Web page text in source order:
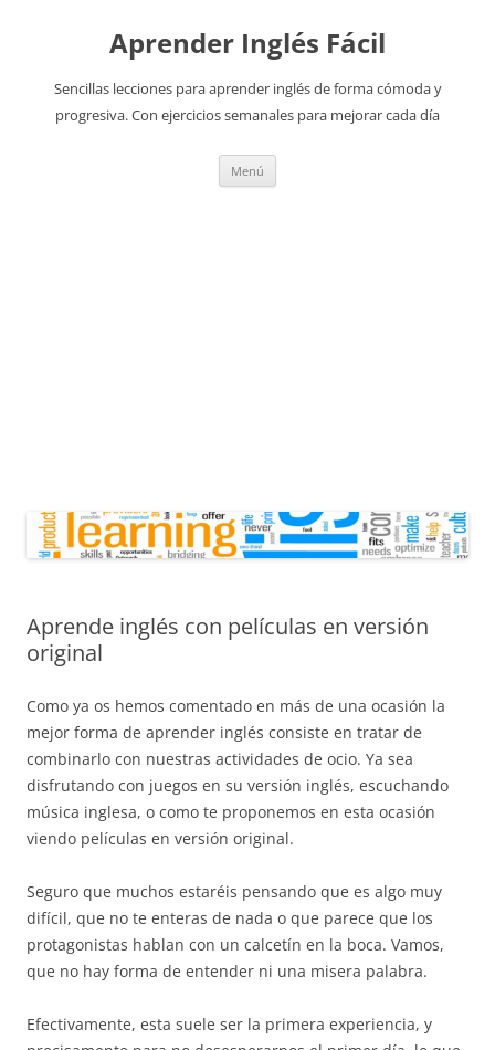
Aprender Inglés Fácil
Sencillas lecciones para aprender inglés de forma cómoda y
progresiva. Con ejercicios semanales para mejorar cada día
Menú
Aprende inglés con películas en versión
original
Como ya os hemos comentado en más de una ocasión la
mejor forma de aprender inglés consiste en tratar de
combinarlo con nuestras actividades de ocio. Ya sea
disfrutando con juegos en su versión inglés, escuchando
música inglesa, o como te proponemos en esta ocasión
viendo películas en versión original.
Seguro que muchos estaréis pensando que es algo muy
difícil, que no te enteras de nada o que parece que los
protagonistas hablan con un calcetín en la boca. Vamos,
que no hay forma de entender ni una misera palabra.
Efectivamente, esta suele ser la primera experiencia, y